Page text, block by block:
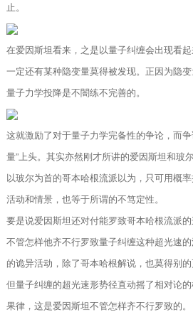
止。
在爱因斯坦看来，之是以量子纠缠会出现看
一定还有某种隐变量莫得被发现。正因为隐
量子力学投降是不闇练不完善的。
这就激励了对于量子力学完备性的争论，而
量”上头。其实亦然刚才所讲的爱因斯坦和玻
以玻尔为首的哥本哈根流派以为，只可用概
活动和情景，也等于所谓的不笃定性。
要是说爱因斯坦还对付能罗致哥本哈根流派
不管怎样他齐不行罗致量子纠缠这种超光速
的诡异活动，除了哥本哈根解说，也莫得别的
但量子纠缠的超光速形势径直动摇了相对论
果律，这是爱因斯坦不管怎样齐不行罗致的。